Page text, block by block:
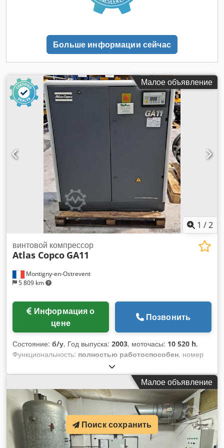
Больше информации сейчас
Малое объявление
1 /2
Montigny-en-Ostrevent
5 809 km
винтовой компрессор
Atlas Copco GA11
цене
Позвонить
Состояние: б/у, Год выпуска: 2003, моточасы: 10 520 h,
Функциональность: полностью работоспособен, номер
машины/транспортного средства:
кВт (9,52 л.с.), тип топлива:электрический, рабочее
, тип охлаждения:воздух,
Оборудование:Идентификационная табличка в
наличии, компрессор, система сжатого воздуха,
Смазанный компрессор ATLAS COPCO GA11 2001 года —
это надежное и высокоэффективное оборудование,
идеально подходящее для различных промышленных
Малое объявление
Поиск сохранить